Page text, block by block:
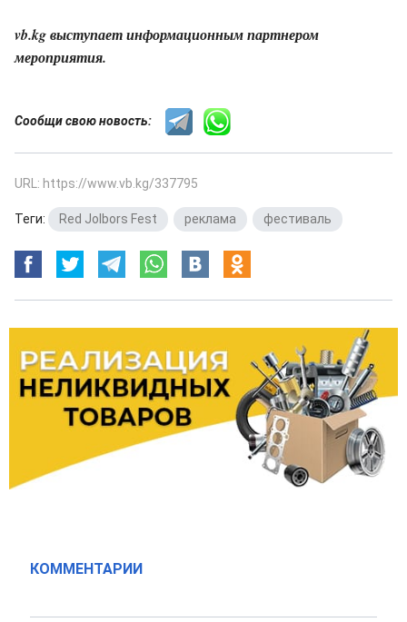
vb.kg выступает информационным партнером
мероприятия.
Сообщи свою новость:
URL: https://www.vb.kg/337795
Теги: Red Jolbors Fest реклама фестиваль
КОММЕНТАРИИ